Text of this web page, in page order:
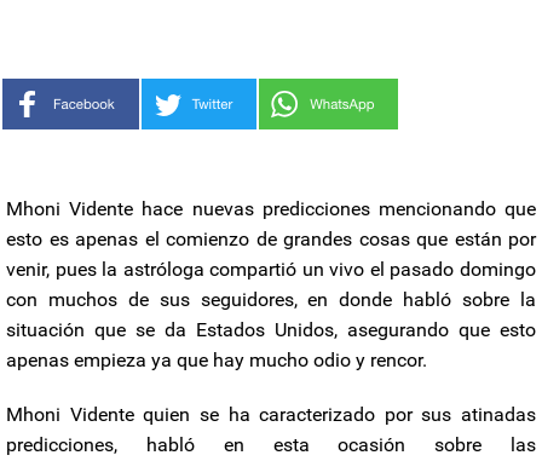
Mhoni Vidente hace nuevas predicciones mencionando que
esto es apenas el comienzo de grandes cosas que están por
venir, pues la astróloga compartió un vivo el pasado domingo
con muchos de sus seguidores, en donde habló sobre la
situación que se da Estados Unidos, asegurando que esto
apenas empieza ya que hay mucho odio y rencor.
Mhoni Vidente quien se ha caracterizado por sus atinadas
predicciones, habló en esta ocasión sobre las